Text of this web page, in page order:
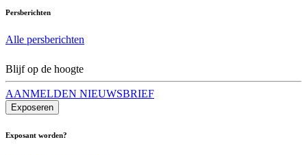
Persberichten
Alle persberichten
Blijf op de hoogte
AANMELDEN NIEUWSBRIEF
Exposeren
Exposant worden?